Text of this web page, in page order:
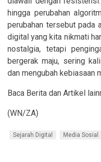
hingga perubahan
perubahan tersebut pada
digital yang kita nikmati
nostalgia, tetapi
bergerak maju, sering
dan mengubah kebiasaan
Baca Berita dan Artikel
(WN/ZA)
Sejarah Digital Media Sosial